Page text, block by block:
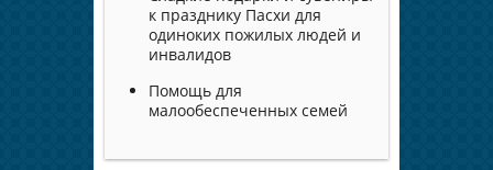
к празднику Пасхи для
одиноких пожилых людей и
инвалидов
Помощь для
малообеспеченных семей